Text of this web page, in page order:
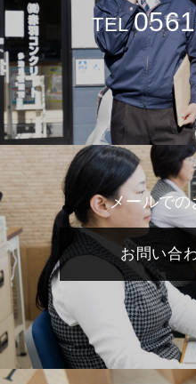
TEL
メールで
お問い合